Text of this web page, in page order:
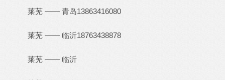
莱芜 —— 青岛13863416080
莱芜 —— 临沂18763438878
莱芜 —— 临沂